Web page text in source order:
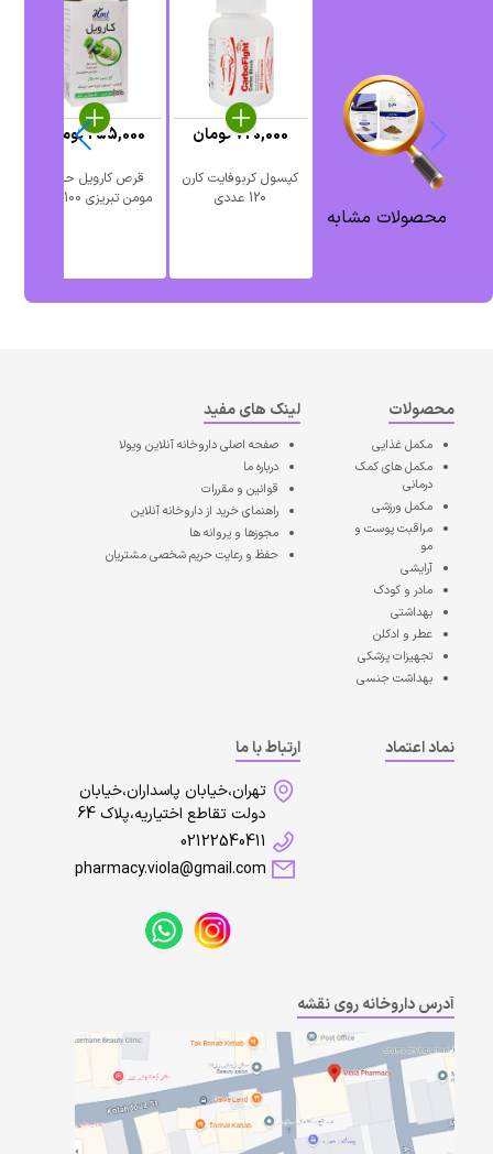
محصولات مشابه
کپسول کربوفایت کارن
120 عددی
720,000تومان
قرص کارویل حکیم
مومن تبریزی 100 عدد
255,000تومان
محصولات
مکمل غذایی
مکمل های کمک
درمانی
مکمل ورزشی
مراقبت پوست و
مو
آرایشی
مادر و کودک
بهداشتی
عطر و ادکلن
تجهیزات پزشکی
بهداشت جنسی
لینک های مفید
صفحه اصلیداروخانه آنلاین ویولا
درباره ما
قوانین و مقررات
راهنمای خرید از داروخانه آنلاین
مجوزها و پروانه ها
حفظ و رعایت حریم شخصی مشتریان
نماد اعتماد
ارتباط با ما
تهران،خیابان پاسداران،خیابان
دولت تقاطع اختیاریه،پلاک 64
02122540411
pharmacy.viola@gmail.com
آدرس داروخانه روی نقشه